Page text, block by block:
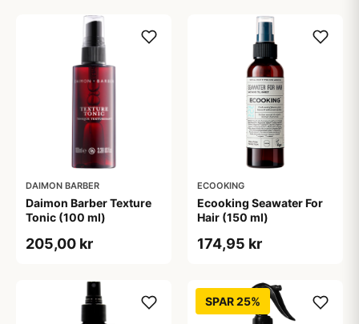
DAIMON BARBER
Daimon Barber Texture
Tonic (100 ml)
205,00 kr
ECOOKING
Ecooking Seawater For
Hair (150 ml)
174,95 kr
SPAR 25%